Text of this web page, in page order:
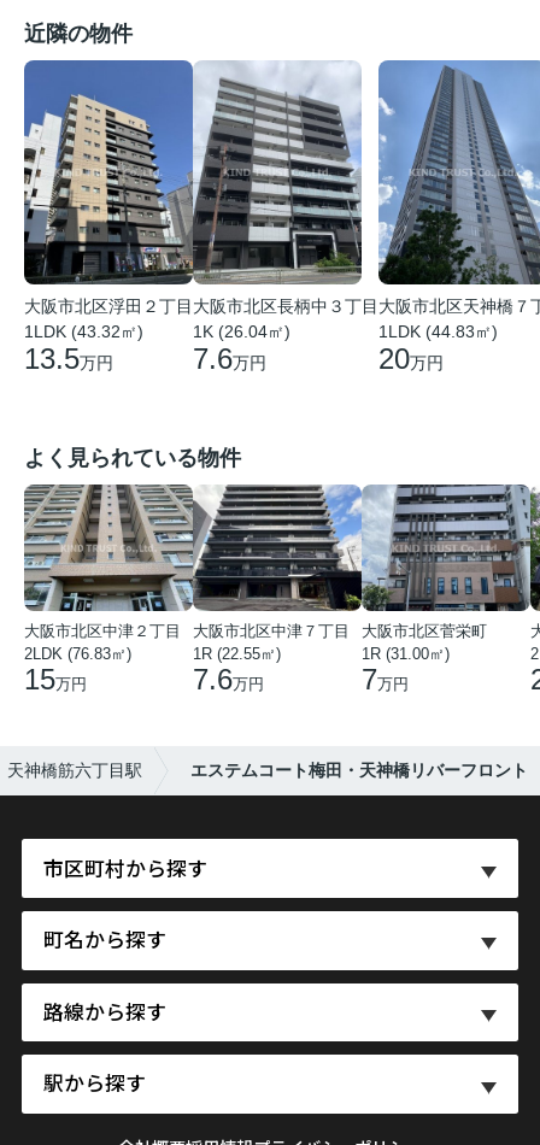
近隣の物件
大阪市北区浮田２丁目
1LDK (43.32㎡)
13.5万円
大阪市北区長柄中３丁目
1K (26.04㎡)
7.6万円
大阪市北区天神橋７
1LDK (44.83㎡)
20万円
よく見られている物件
大阪市北区中津２丁目
2LDK (76.83㎡)
15万円
大阪市北区中津７丁目
1R (22.55㎡)
7.6万円
大阪市北区菅栄町
1R (31.00㎡)
7万円
天神橋筋六丁目駅 エステムコート梅田・天神橋リバーフロント
市区町村から探す
町名から探す
路線から探す
駅から探す